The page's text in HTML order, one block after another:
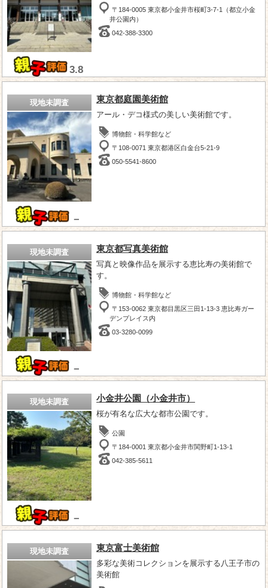
3.8
〒184-0005 東京都小金井市桜町3-7-1（都立小金
井公園内）
042-388-3300
現地未調査
－
東京都庭園美術館
アール・デコ様式の美しい美術館です。
博物館・科学館など
〒108-0071 東京都港区白金台5-21-9
050-5541-8600
現地未調査
－
東京都写真美術館
写真と映像作品を展示する恵比寿の美術館で
す。
博物館・科学館など
〒153-0062 東京都目黒区三田1-13-3 恵比寿ガー
デンプレイス内
03-3280-0099
現地未調査
－
小金井公園（小金井市）
桜が有名な広大な都市公園です。
公園
〒184-0001 東京都小金井市関野町1-13-1
042-385-5611
現地未調査 東京富士美術館
多彩な美術コレクションを展示する八王子市の
美術館